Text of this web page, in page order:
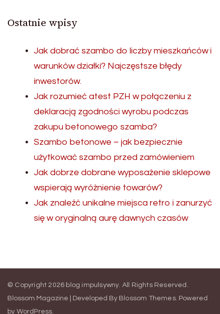
Ostatnie wpisy
Jak dobrać szambo do liczby mieszkańców i
warunków działki? Najczęstsze błędy
inwestorów.
Jak rozumieć atest PZH w połączeniu z
deklaracją zgodności wyrobu podczas
zakupu betonowego szamba?
Szambo betonowe – jak bezpiecznie
użytkować szambo przed zamówieniem
Jak dobrze dobrane wyposażenie sklepowe
wspierają wyróżnienie towarów?
Jak znaleźć unikalne miejsca retro i zanurzyć
się w oryginalną aurę dawnych czasów
© Copyright 2026 blog impulsywny . All Rights Reserved.
Blossom Magazine | Developed By Blossom Themes. Powered
by WordPress